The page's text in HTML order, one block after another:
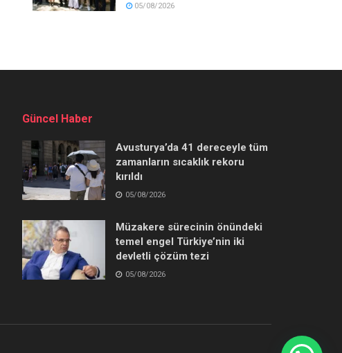
05/08/2026
Güncel Haber
Avusturya’da 41 dereceyle tüm
zamanların sıcaklık rekoru
kırıldı
05/08/2026
Müzakere sürecinin önündeki
temel engel Türkiye’nin iki
devletli çözüm tezi
05/08/2026